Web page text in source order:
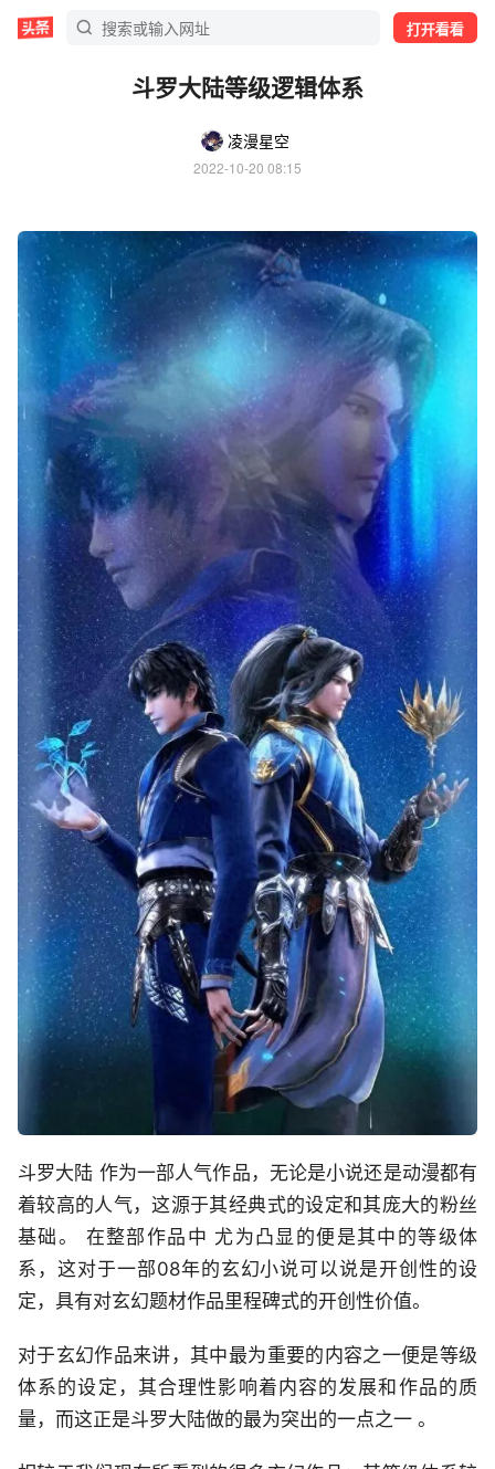
打开看看
斗罗大陆等级逻辑体系
凌漫星空
2022-10-20 08:15
斗罗大陆 作为一部人气作品，无论是小说还是动漫都有
着较高的人气，这源于其经典式的设定和其庞大的粉丝
基础。 在整部作品中 尤为凸显的便是其中的等级体
系，这对于一部08年的玄幻小说可以说是开创性的设
定，具有对玄幻题材作品里程碑式的开创性价值。
对于玄幻作品来讲，其中最为重要的内容之一便是等级
体系的设定，其合理性影响着内容的发展和作品的质
量，而这正是斗罗大陆做的最为突出的一点之一 。